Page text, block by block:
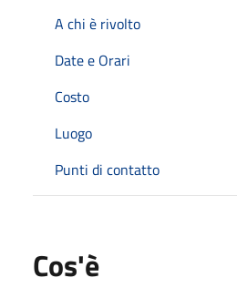
A chi è rivolto
Date e Orari
Costo
Luogo
Punti di contatto
Cos'è